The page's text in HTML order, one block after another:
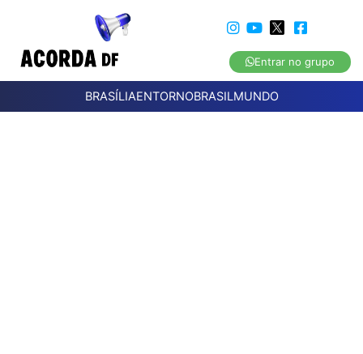
Entrar no grupo
BRASÍLIAENTORNOBRASILMUNDO